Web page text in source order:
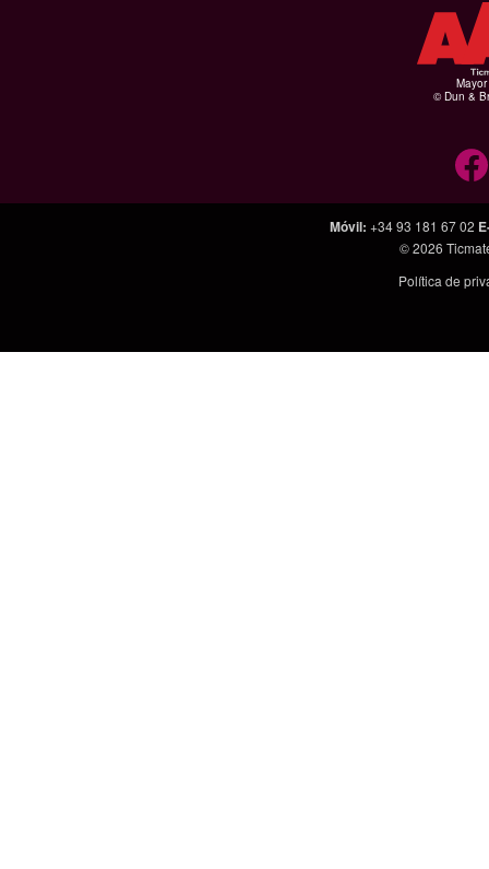
© Dun &
Móvil: +34 93 181 67 02
© 2026
Política de